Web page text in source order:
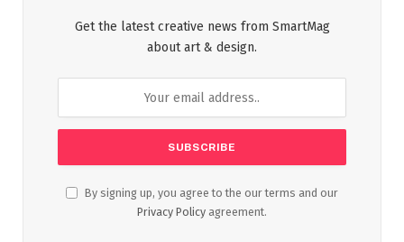
Get the latest creative news from SmartMag
about art & design.
By signing up, you agree to the our terms and our
Privacy Policy agreement.